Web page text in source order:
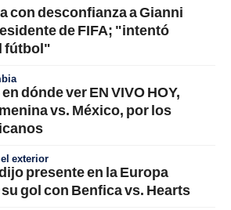
con desconfianza a Gianni
de FIFA; "intentó
fútbol"
dónde ver EN VIVO HOY,
vs. México, por los
exterior
presente en la Europa
gol con Benfica vs. Hearts